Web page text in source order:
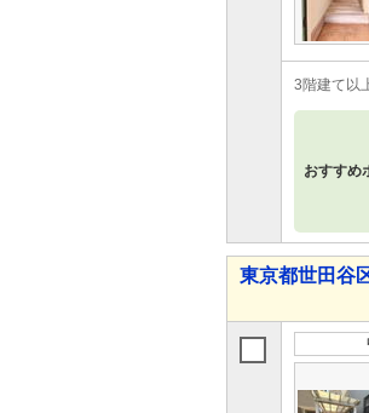
3階建て以
おすすめ
東京都世田谷